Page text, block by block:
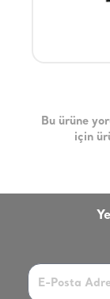
Bu ürüne
için